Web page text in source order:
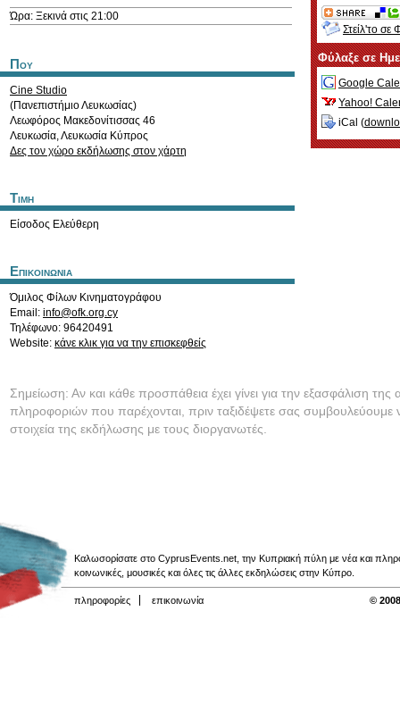
Ώρα: Ξεκινά στις 21:00
Που
Cine Studio
(Πανεπιστήμιο Λευκωσίας)
Λεωφόρος Μακεδονίτισσας 46
Λευκωσία,Λευκωσία Κύπρος
Δες τον χώρο εκδήλωσης στον χάρτη
Τιμη
Είσοδος Ελεύθερη
Επικοινωνια
Όμιλος Φίλων Κινηματογράφου
Email: info@ofk.org.cy
Τηλέφωνο: 96420491
Website: κάνε κλικ για να την επισκεφθείς
Στείλ'το σε
Φύλαξε σε
Google
Yahoo!
iCal (
Σημείωση: Αν και κάθε προσπάθεια έχει γίνει για την εξασφάλιση της
πληροφοριών που παρέχονται, πριν ταξιδέψετε σας συμβουλεύουμε
στοιχεία της εκδήλωσης με τους διοργανωτές.
Καλωσορίσατε στο CyprusEvents.net, την Κυπριακή πύλη με νέα και
κοινωνικές, μουσικές και όλες τις άλλες εκδηλώσεις στην Κύπρο.
πληροφορίες επικοινωνία ©